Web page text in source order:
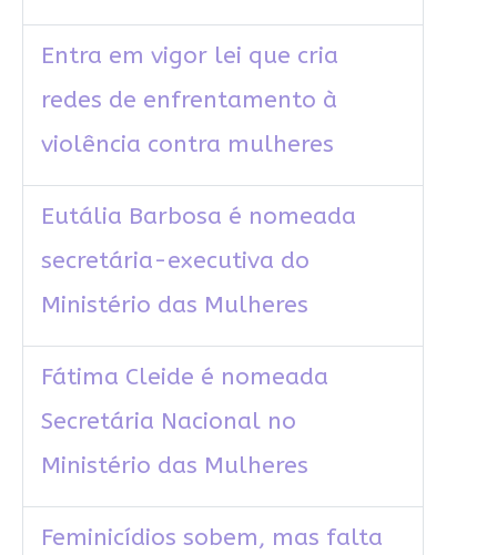
Entra em vigor lei que cria
redes de enfrentamento à
violência contra mulheres
Eutália Barbosa é nomeada
secretária-executiva do
Ministério das Mulheres
Fátima Cleide é nomeada
Secretária Nacional no
Ministério das Mulheres
Feminicídios sobem, mas falta